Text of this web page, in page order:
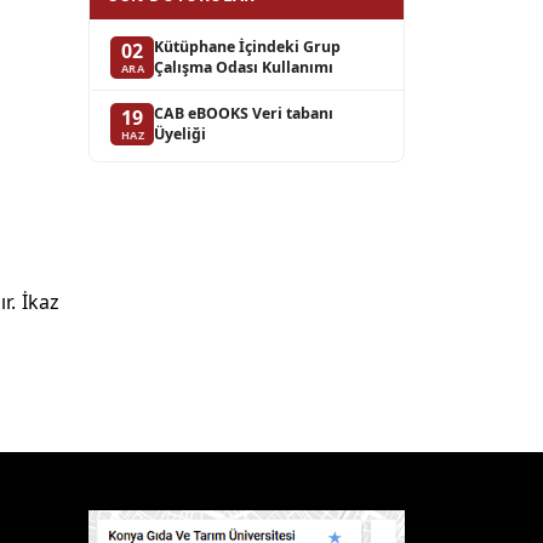
İkaz
02
ARA
Kütüphane İçindeki Grup
Çalışma Odası Kullanımı
19
HAZ
CAB eBOOKS Veri tabanı
Üyeliği